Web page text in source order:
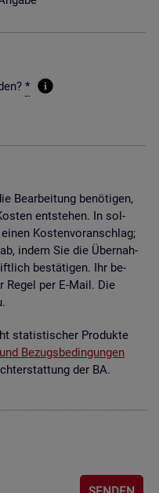
*
Be­ar­bei­tung be­nö­ti­gen,
ent­ste­hen. In sol­
Kos­ten­vor­anschlag;
indem Sie die Über­nah­
be­stä­ti­gen. Ihr be­
per E-Mail. Die
sta­tis­ti­scher Pro­duk­te
Be­zugs­be­din­gun­gen
der BA.